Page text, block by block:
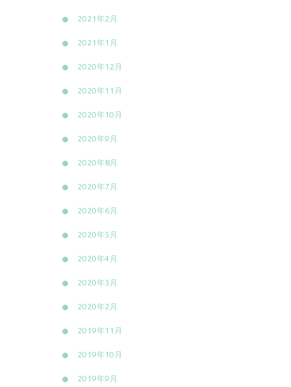
2021年2月
2021年1月
2020年12月
2020年11月
2020年10月
2020年9月
2020年8月
2020年7月
2020年6月
2020年5月
2020年4月
2020年3月
2020年2月
2019年11月
2019年10月
2019年9月